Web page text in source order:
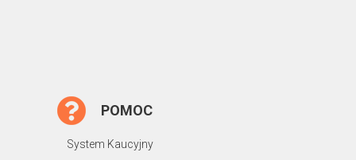
POMOC
System Kaucyjny